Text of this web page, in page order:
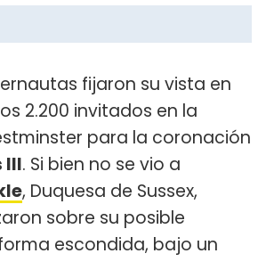
fijaron su vista en
2.200 invitados en la
para la coronación
III. Si bien no se vio a
, Duquesa de Sussex,
sobre su posible
escondida, bajo un